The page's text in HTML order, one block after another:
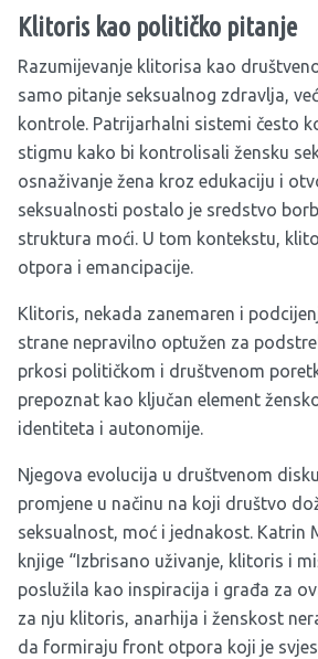
Klitoris kao političko pitanje
Razumijevanje klitorisa kao
samo pitanje seksualnog zdravlja,
kontrole. Patrijarhalni sistemi često
stigmu kako bi kontrolisali žensku
osnaživanje žena kroz edukaciju i
seksualnosti postalo je sredstvo
struktura moći. U tom kontekstu,
otpora i emancipacije.
Klitoris, nekada zanemaren i
strane nepravilno optužen za
prkosi političkom i društvenom
prepoznat kao ključan element
identiteta i autonomije.
Njegova evolucija u društvenom
promjene u načinu na koji društvo
seksualnost, moć i jednakost. Katrin
knjige “Izbrisano uživanje, klitoris i
poslužila kao inspiracija i građa za
za nju klitoris, anarhija i ženskost
da formiraju front otpora koji je